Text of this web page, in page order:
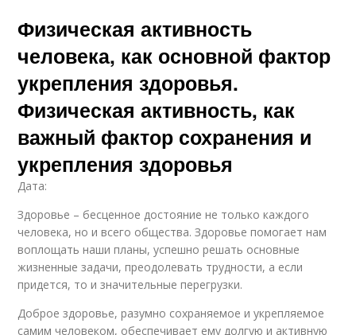
Физическая активность
человека, как основной фактор
укрепления здоровья.
Физическая активность, как
важный фактор сохранения и
укрепления здоровья
Дата:
Здоровье – бесценное достояние не только каждого
человека, но и всего общества. Здоровье помогает нам
воплощать наши планы, успешно решать основные
жизненные задачи, преодолевать трудности, а если
придется, то и значительные перегрузки.
Доброе здоровье, разумно сохраняемое и укрепляемое
самим человеком, обеспечивает ему долгую и активную